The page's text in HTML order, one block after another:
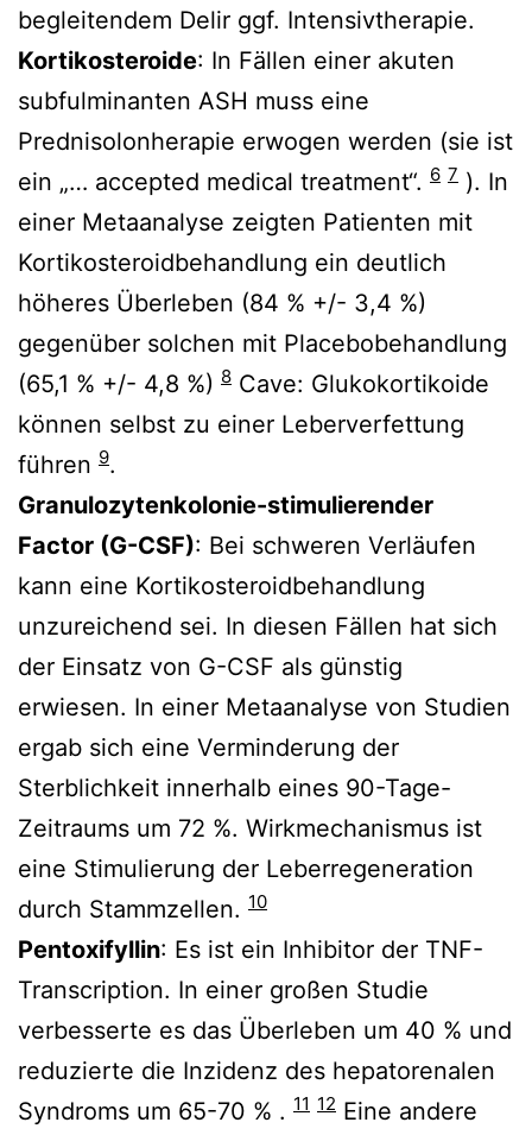
begleitendem Delir ggf. Intensivtherapie.
Kortikosteroide: In Fällen einer akuten
subfulminanten ASH muss eine
Prednisolonherapie erwogen werden (sie ist
ein „… accepted medical treatment“. 6 7 ). In
einer Metaanalyse zeigten Patienten mit
Kortikosteroidbehandlung ein deutlich
höheres Überleben (84 % +/- 3,4 %)
gegenüber solchen mit Placebobehandlung
(65,1 % +/- 4,8 %) 8 Cave: Glukokortikoide
können selbst zu einer Leberverfettung
führen 9.
Granulozytenkolonie-stimulierender
Factor (G-CSF): Bei schweren Verläufen
kann eine Kortikosteroidbehandlung
unzureichend sei. In diesen Fällen hat sich
der Einsatz von G-CSF als günstig
erwiesen. In einer Metaanalyse von Studien
ergab sich eine Verminderung der
Sterblichkeit innerhalb eines 90-Tage-
Zeitraums um 72 %. Wirkmechanismus ist
eine Stimulierung der Leberregeneration
durch Stammzellen. 10
Pentoxifyllin: Es ist ein Inhibitor der TNF-
Transcription. In einer großen Studie
verbesserte es das Überleben um 40 % und
reduzierte die Inzidenz des hepatorenalen
Syndroms um 65-70 % . 11 12 Eine andere